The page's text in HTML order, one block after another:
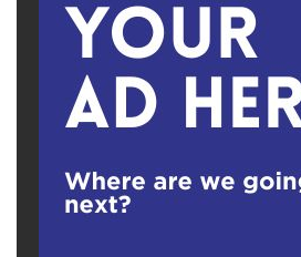
According to the U.S.
Protection agency, nearly
southwestern U.S. land